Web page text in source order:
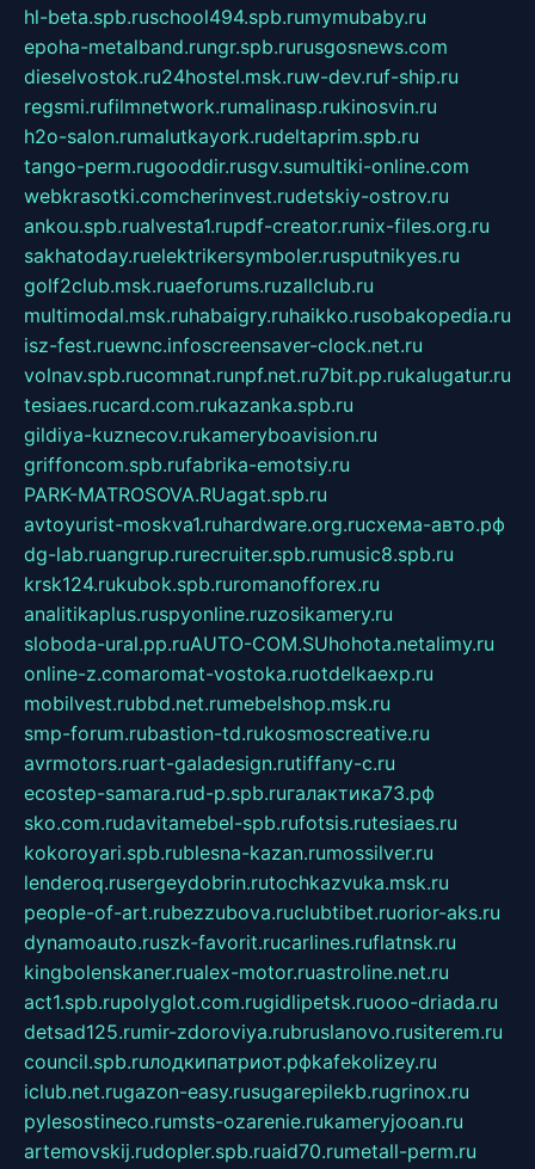
hl-beta.spb.ruschool494.spb.rumymubaby.ru
epoha-metalband.rungr.spb.rurusgosnews.com
dieselvostok.ru24hostel.msk.ruw-dev.ruf-ship.ru
regsmi.rufilmnetwork.rumalinasp.rukinosvin.ru
h2o-salon.rumalutkayork.rudeltaprim.spb.ru
tango-perm.rugooddir.rusgv.sumultiki-online.com
webkrasotki.comcherinvest.rudetskiy-ostrov.ru
ankou.spb.rualvesta1.rupdf-creator.runix-files.org.ru
sakhatoday.ruelektrikersymboler.rusputnikyes.ru
golf2club.msk.ruaeforums.ruzallclub.ru
multimodal.msk.ruhabaigry.ruhaikko.rusobakopedia.ru
isz-fest.ruewnc.infoscreensaver-clock.net.ru
volnav.spb.rucomnat.runpf.net.ru7bit.pp.rukalugatur.ru
tesiaes.rucard.com.rukazanka.spb.ru
gildiya-kuznecov.rukameryboavision.ru
griffoncom.spb.rufabrika-emotsiy.ru
PARK-MATROSOVA.RUagat.spb.ru
avtoyurist-moskva1.ruhardware.org.ruсхема-авто.рф
dg-lab.ruangrup.rurecruiter.spb.rumusic8.spb.ru
krsk124.rukubok.spb.ruromanofforex.ru
analitikaplus.ruspyonline.ruzosikamery.ru
sloboda-ural.pp.ruAUTO-COM.SUhohota.netalimy.ru
online-z.comaromat-vostoka.ruotdelkaexp.ru
mobilvest.rubbd.net.rumebelshop.msk.ru
smp-forum.rubastion-td.rukosmoscreative.ru
avrmotors.ruart-galadesign.rutiffany-c.ru
ecostep-samara.rud-p.spb.ruгалактика73.рф
sko.com.rudavitamebel-spb.rufotsis.rutesiaes.ru
kokoroyari.spb.rublesna-kazan.rumossilver.ru
lenderoq.rusergeydobrin.rutochkazvuka.msk.ru
people-of-art.rubezzubova.ruclubtibet.ruorior-aks.ru
dynamoauto.ruszk-favorit.rucarlines.ruflatnsk.ru
kingbolenskaner.rualex-motor.ruastroline.net.ru
act1.spb.rupolyglot.com.rugidlipetsk.ruooo-driada.ru
detsad125.rumir-zdoroviya.rubruslanovo.rusiterem.ru
council.spb.ruлодкипатриот.рфkafekolizey.ru
iclub.net.rugazon-easy.rusugarepilekb.rugrinox.ru
pylesostineco.rumsts-ozarenie.rukameryjooan.ru
artemovskij.rudopler.spb.ruaid70.rumetall-perm.ru